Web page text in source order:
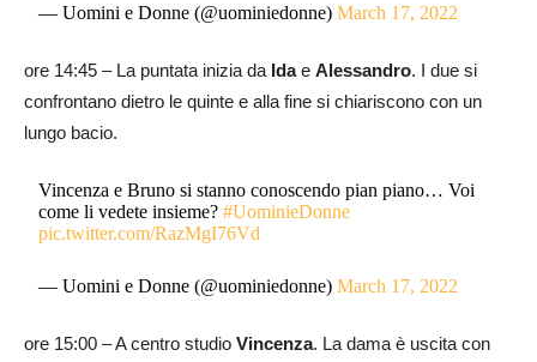
— Uomini e Donne (@uominiedonne)March 17, 2022
ore 14:45 – La puntata inizia da Idae Alessandro. I due si
confrontano dietro le quinte e alla fine si chiariscono con un
lungo bacio.
Vincenza e Bruno si stanno conoscendo pian piano… Voi
come li vedete insieme?#UominieDonne
pic.twitter.com/RazMgI76Vd
— Uomini e Donne (@uominiedonne)March 17, 2022
ore 15:00 – A centro studio Vincenza. La dama è uscita con